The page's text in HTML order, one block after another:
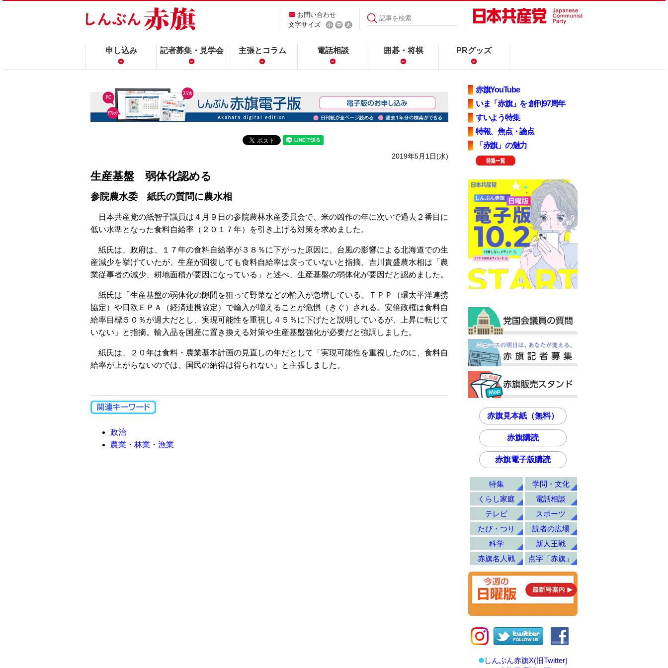
お問い合わせ
文字サイズ
申し込み 記者募集・見学会 主張とコラム 電話相談 囲碁・将棋 PRグッズ
2019年5月1日(水)
生産基盤 弱体化認める
参院農水委 紙氏の質問に農水相
日本共産党の紙智子議員は４月９日の参院農林水産委員会で、米の凶作の年に次いで過去２番目に
低い水準となった食料自給率（２０１７年）を引き上げる対策を求めました。
紙氏は、政府は、１７年の食料自給率が３８％に下がった原因に、台風の影響による北海道での生
産減少を挙げていたが、生産が回復しても食料自給率は戻っていないと指摘。吉川貴盛農水相は「農
業従事者の減少、耕地面積が要因になっている」と述べ、生産基盤の弱体化が要因だと認めました。
紙氏は「生産基盤の弱体化の隙間を狙って野菜などの輸入が急増している。ＴＰＰ（環太平洋連携
協定）や日欧ＥＰＡ（経済連携協定）で輸入が増えることが危惧（きぐ）される。安倍政権は食料自
給率目標５０％が過大だとし、実現可能性を重視し４５％に下げたと説明しているが、上昇に転じて
いない」と指摘。輸入品を国産に置き換える対策や生産基盤強化が必要だと強調しました。
紙氏は、２０年は食料・農業基本計画の見直しの年だとして「実現可能性を重視したのに、食料自
給率が上がらないのでは、国民の納得は得られない」と主張しました。
政治
農業・林業・漁業
赤旗YouTube
いま「赤旗」を 創刊97周年
すいよう特集
特報、焦点・論点
「赤旗」の魅力
赤旗見本紙（無料）
赤旗購読
赤旗電子版購読
特集
学問・文化
くらし家庭
電話相談
テレビ
スポーツ
たび・つり
読者の広場
科学
新人王戦
赤旗名人戦
点字「赤旗」
しんぶん赤旗X(旧Twitter)